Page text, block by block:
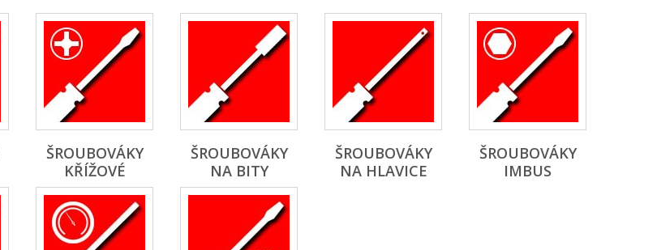
ŠROUBOVÁKY
KŘÍŽOVÉ
ŠROUBOVÁKY
NA BITY
ŠROUBOVÁKY
NA HLAVICE
ŠROUBOVÁKY
IMBUS